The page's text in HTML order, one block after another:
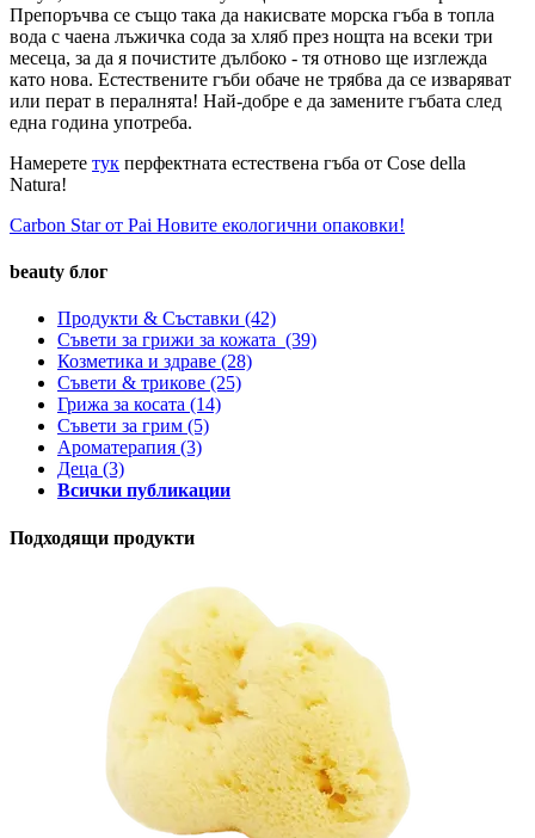
Препоръчва се също така да накисвате морска гъба в топла
вода с чаена лъжичка сода за хляб през нощта на всеки три
месеца, за да я почистите дълбоко - тя отново ще изглежда
като нова. Естествените гъби обаче не трябва да се изваряват
или перат в пералнята! Най-добре е да замените гъбата след
една година употреба.
Намерете тук перфектната естествена гъба от Cose della
Natura!
Carbon Star от Pai Новите екологични опаковки!
beauty блог
Продукти & Съставки (42)
Съвети за грижи за кожата (39)
Козметика и здраве (28)
Съвети & трикове (25)
Грижа за косата (14)
Съвети за грим (5)
Ароматерапия (3)
Деца (3)
Всички публикации
Подходящи продукти